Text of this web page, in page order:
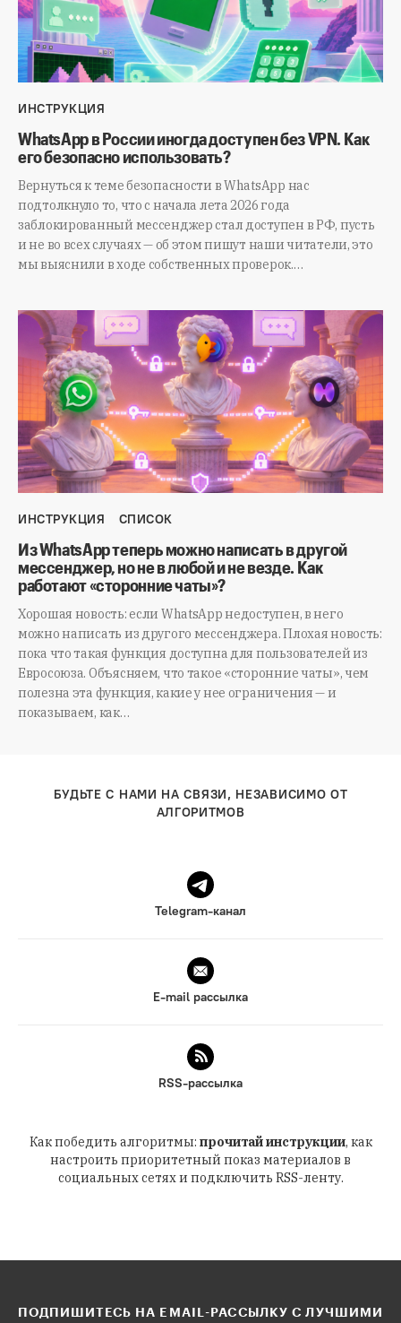
ИНСТРУКЦИЯ
WhatsApp в России иногда доступен без VPN. Как
его безопасно использовать?
Вернуться к теме безопасности в WhatsApp нас
подтолкнуло то, что с начала лета 2026 года
заблокированный мессенджер стал доступен в РФ, пусть
и не во всех случаях — об этом пишут наши читатели, это
мы выяснили в ходе собственных проверок.…
ИНСТРУКЦИЯ СПИСОК
Из WhatsApp теперь можно написать в другой
мессенджер, но не в любой и не везде. Как
работают «сторонние чаты»?
Хорошая новость: если WhatsApp недоступен, в него
можно написать из другого мессенджера. Плохая новость:
пока что такая функция доступна для пользователей из
Евросоюза. Объясняем, что такое «сторонние чаты», чем
полезна эта функция, какие у нее ограничения — и
показываем, как…
БУДЬТЕ С НАМИ НА СВЯЗИ, НЕЗАВИСИМО ОТ
АЛГОРИТМОВ
Telegram-канал
E-mail рассылка
RSS-рассылка
Как победить алгоритмы: прочитай инструкции, как
настроить приоритетный показ материалов в
социальных сетях и подключить RSS-ленту.
ПОДПИШИТЕСЬ НА EMAIL-РАССЫЛКУ С ЛУЧШИМИ